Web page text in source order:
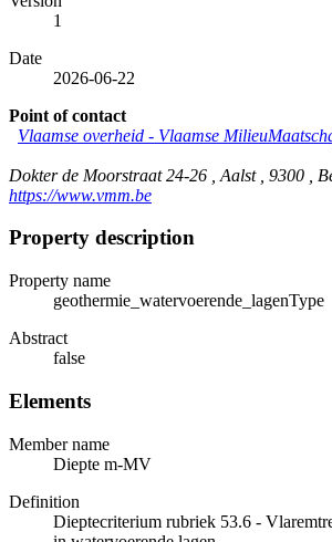
1
Date
2026-06-22
Point of contact
Vlaamse overheid - Vlaamse
Dokter de Moorstraat 24-26 , Aalst , 9300 ,
https://www.vmm.be
Property description
Property name
geothermie_watervoerende_lagenType
Abstract
false
Elements
Member name
Diepte m-MV
Definition
Dieptecriterium rubriek 53.6 -